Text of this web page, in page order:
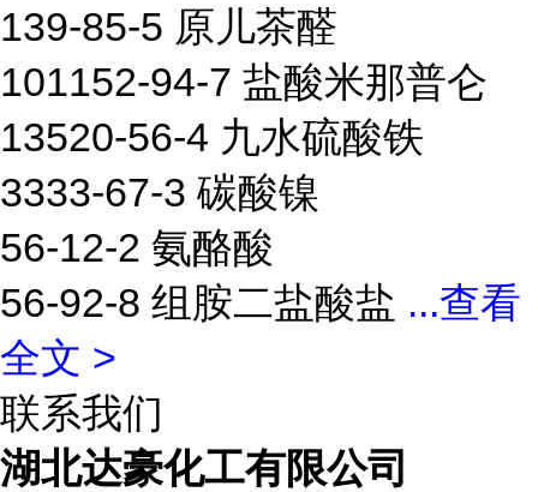
139-85-5 原儿茶醛
101152-94-7 盐酸米那普仑
13520-56-4 九水硫酸铁
3333-67-3 碳酸镍
56-12-2 氨酪酸
56-92-8 组胺二盐酸盐 ...查看
全文 >
联系我们
湖北达豪化工有限公司